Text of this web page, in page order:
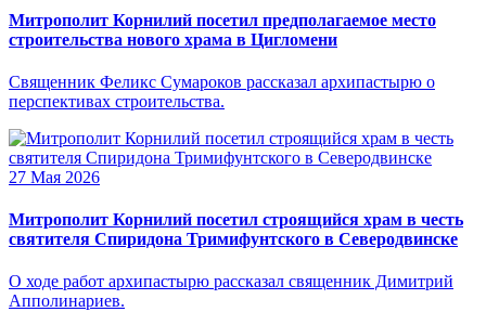
Митрополит Корнилий посетил предполагаемое место
строительства нового храма в Цигломени
Священник Феликс Сумароков рассказал архипастырю о
перспективах строительства.
27 Мая 2026
Митрополит Корнилий посетил строящийся храм в честь
святителя Спиридона Тримифунтского в Северодвинске
О ходе работ архипастырю рассказал священник Димитрий
Апполинариев.